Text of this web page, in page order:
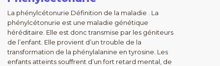
La phénylcétonurie Définition de la maladie . La
phénylcétonurie est une maladie génétique
héréditaire. Elle est donc transmise par les géniteurs
de l’enfant. Elle provient d’un trouble de la
transformation de la phénylalanine en tyrosine. Les
enfants atteints souffrent d’un fort retard mental, de